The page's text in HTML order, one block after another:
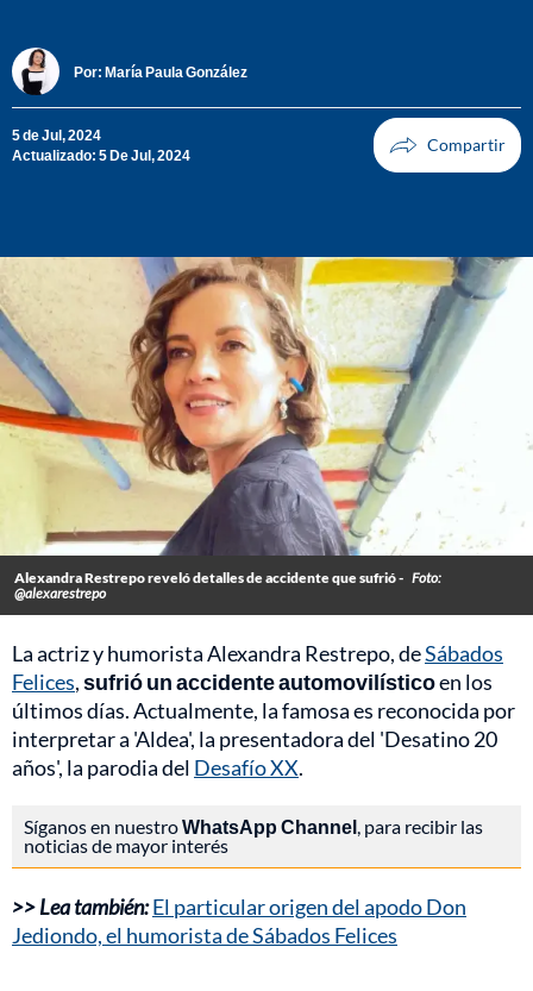
Por: María Paula González
5 de Jul, 2024
Actualizado: 5 De Jul, 2024
Alexandra Restrepo reveló detalles de accidente que sufrió - Foto:
@alexarestrepo
La actriz y humorista Alexandra Restrepo, deSábados
Felices,sufrió un accidente automovilísticoen los
últimos días. Actualmente, la famosa es reconocida por
interpretar a 'Aldea', la presentadora del 'Desatino 20
años', la parodia del Desafío XX.
Síganos en nuestroWhatsApp Channel, para recibir las
noticias de mayor interés
>> Lea también:El particular origen del apodo Don
Jediondo, el humorista de Sábados Felices